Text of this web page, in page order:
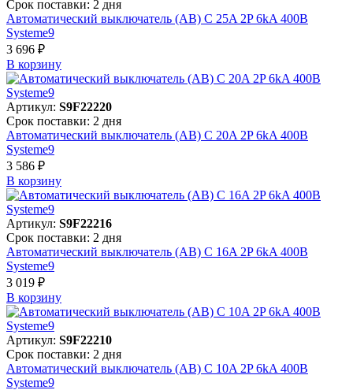
Срок поставки: 2 дня
Автоматический выключатель (АВ) C 25A 2P 6kA 400В
Systeme9
3 696 ₽
В корзинy
Артикул: S9F22220
Срок поставки: 2 дня
Автоматический выключатель (АВ) C 20A 2P 6kA 400В
Systeme9
3 586 ₽
В корзинy
Артикул: S9F22216
Срок поставки: 2 дня
Автоматический выключатель (АВ) C 16A 2P 6kA 400В
Systeme9
3 019 ₽
В корзинy
Артикул: S9F22210
Срок поставки: 2 дня
Автоматический выключатель (АВ) C 10A 2P 6kA 400В
Systeme9